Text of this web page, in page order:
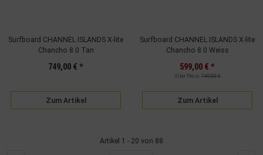
Surfboard CHANNEL ISLANDS X-lite
Chancho 8.0 Tan
749,00 € *
Zum Artikel
Surfboard CHANNEL ISLANDS X-lite
Chancho 8.0 Weiss
599,00 € *
Alter Preis: 749,00 €
Zum Artikel
Artikel 1 - 20 von 88